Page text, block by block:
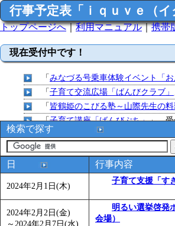
行事予定表「ｉｑｕｖｅ（イ
トップページへ｜利用マニュアル｜携帯
現在受付中です！
「みなづる号乗車体験イベント「お
「子育て交流広場「ばんびクラブ」
「皆鶴姫のこびる塾～山際先生の料
「子育て講座「ばんびぷち」」 受
「 子育て交流広場「ばんびクラブ」
「子育て交流広場「ばんびクラブ」
「
赤ちゃん子育て講座「ばんびぷち
赤ちゃん子育て講座「ばんびぷち
「まだまだ暑い！コミプの夏！！
皆鶴姫のこびる塾～山際先生の
「子育て交流広場「ばんびクラブ」
検索で探す
日 行事内容
2024年2月1日(木)
子育て支援「す
2024年2月2日(金)
～ 2024年2月7日(水)
明るい選挙啓発
会場）